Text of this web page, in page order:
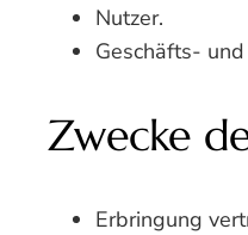
Nutzer.
Geschäfts-
Zwecke
Erbringung